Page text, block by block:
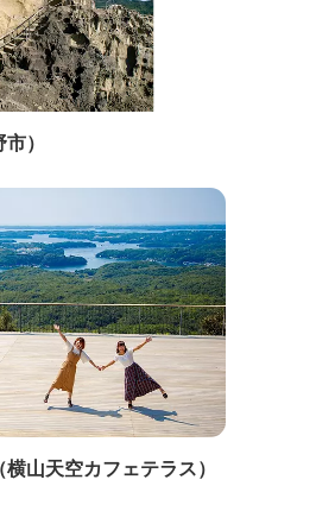
）
山天空カフェテラス）